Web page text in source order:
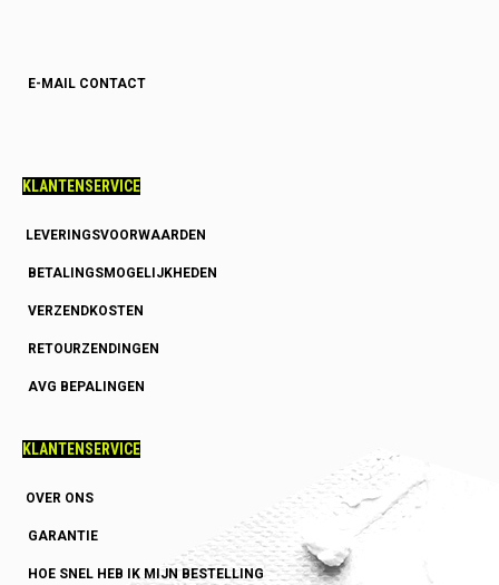
E-MAIL CONTACT
KLANTENSERVICE
LEVERINGSVOORWAARDEN
BETALINGSMOGELIJKHEDEN
VERZENDKOSTEN
RETOURZENDINGEN
AVG BEPALINGEN
KLANTENSERVICE
OVER ONS
GARANTIE
HOE SNEL HEB IK MIJN BESTELLING